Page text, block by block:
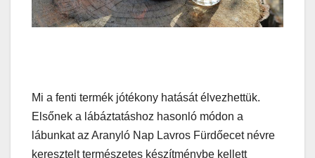
Mi a fenti termék jótékony hatását élvezhettük.
Elsőnek a lábáztatáshoz hasonló módon a
lábunkat az Aranyló Nap Lavros Fürdőecet névre
keresztelt természetes készítménybe kellett